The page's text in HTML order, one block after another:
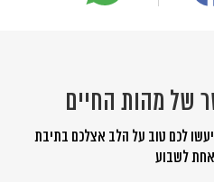
של מהות החיים
לכם טוב על הלב אצלכם בתיבת
לשבוע